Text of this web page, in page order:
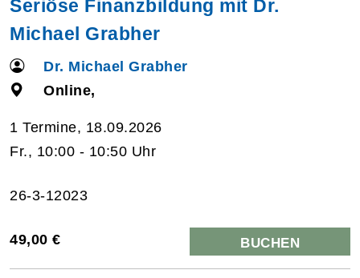
Seriöse Finanzbildung mit Dr.
Michael Grabher
Dr. Michael Grabher
Online,
1 Termine, 18.09.2026
Fr., 10:00 - 10:50 Uhr
26-3-12023
49,00 € BUCHEN